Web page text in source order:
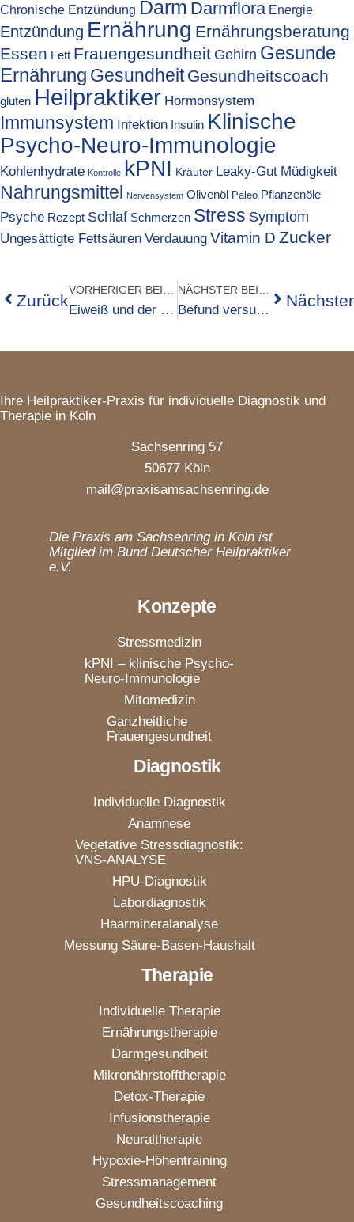
Chronische Entzündung Darm Darmflora Energie
Entzündung Ernährung Ernährungsberatung
Essen Fett Frauengesundheit Gehirn Gesunde
Ernährung Gesundheit Gesundheitscoach
gluten Heilpraktiker Hormonsystem
Immunsystem Infektion Insulin Klinische
Psycho-Neuro-Immunologie
Kohlenhydrate Kontrolle kPNI Kräuter Leaky-Gut Müdigkeit
Nahrungsmittel Nervensystem Olivenöl Paleo Pflanzenöle
Psyche Rezept Schlaf Schmerzen Stress Symptom
Ungesättigte Fettsäuren Verdauung Vitamin D Zucker
Zurück
VORHERIGER BEITRAG
Eiweiß und der Oberbauch
NÄCHSTER BEITRAG
Befund versus Befinden
Nächster
Ihre Heilpraktiker-Praxis für individuelle Diagnostik und
Therapie in Köln
Sachsenring 57
50677 Köln
mail@praxisamsachsenring.de
Die Praxis am Sachsenring in Köln ist
Mitglied im Bund Deutscher Heilpraktiker
e.V.
Konzepte
Stressmedizin
kPNI – klinische Psycho-
Neuro-Immunologie
Mitomedizin
Ganzheitliche
Frauengesundheit
Diagnostik
Individuelle Diagnostik
Anamnese
Vegetative Stressdiagnostik:
VNS-ANALYSE
HPU-Diagnostik
Labordiagnostik
Haarmineralanalyse
Messung Säure-Basen-Haushalt
Therapie
Individuelle Therapie
Ernährungstherapie
Darmgesundheit
Mikronährstofftherapie
Detox-Therapie
Infusionstherapie
Neuraltherapie
Hypoxie-Höhentraining
Stressmanagement
Gesundheitscoaching